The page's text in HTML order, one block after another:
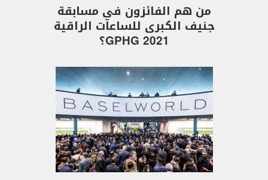
من هم الفائزون في مسابقة
جنيف الكبرى للساعات الراقية
GPHG 2021؟